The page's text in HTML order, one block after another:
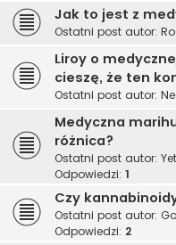
Jak to jest z
Ostatni post autor:
Liroy o
cieszę, że ten
Ostatni post autor:
Medyczna
różnica?
Ostatni post autor:
Odpowiedzi: 1
Czy
Ostatni post autor:
Odpowiedzi: 2